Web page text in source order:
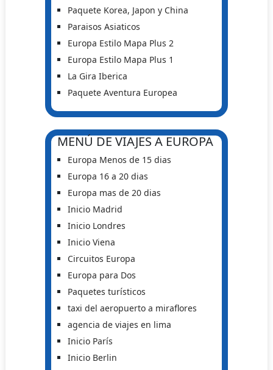
Paquete Korea, Japon y China
Paraisos Asiaticos
Europa Estilo Mapa Plus 2
Europa Estilo Mapa Plus 1
La Gira Iberica
Paquete Aventura Europea
MENÚ DE VIAJES A EUROPA
Europa Menos de 15 dias
Europa 16 a 20 dias
Europa mas de 20 dias
Inicio Madrid
Inicio Londres
Inicio Viena
Circuitos Europa
Europa para Dos
Paquetes turísticos
taxi del aeropuerto a miraflores
agencia de viajes en lima
Inicio París
Inicio Berlin